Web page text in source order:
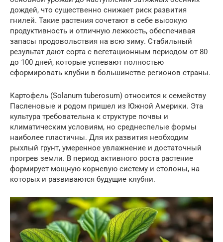
дождей, что существенно снижает риск развития
гнилей. Такие растения сочетают в себе высокую
продуктивность и отличную лежкость, обеспечивая
запасы продовольствия на всю зиму. Стабильный
результат дают сорта с вегетационным периодом от 80
до 100 дней, которые успевают полностью
сформировать клубни в большинстве регионов страны.
Картофель (Solanum tuberosum) относится к семейству
Пасленовые и родом пришел из Южной Америки. Эта
культура требовательна к структуре почвы и
климатическим условиям, но среднеспелые формы
наиболее пластичны. Для их развития необходим
рыхлый грунт, умеренное увлажнение и достаточный
прогрев земли. В период активного роста растение
формирует мощную корневую систему и столоны, на
которых и развиваются будущие клубни.